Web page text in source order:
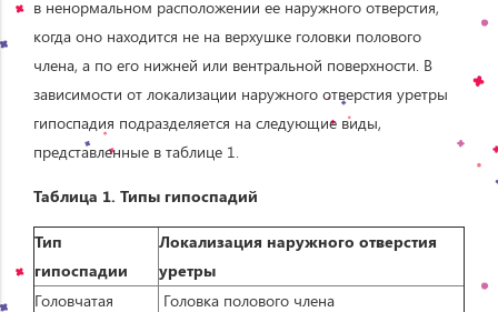
в ненормальном расположении ее наружного отверстия,
когда оно находится не на верхушке головки полового
члена, а по его нижней или вентральной поверхности. В
зависимости от локализации наружного отверстия уретры
гипоспадия подразделяется на следующие виды,
представленные в таблице 1.
Таблица 1. Типы гипоспадий
Тип
гипоспадии
Локализация наружного отверстия
уретры
Головчатая
Головка полового члена